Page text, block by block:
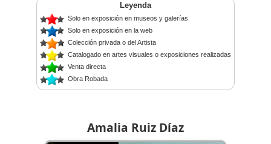
Amalia Ruiz Díaz
Leyenda
Solo en exposición en museos y galerías
Solo en exposición en la web
Colección privada o del Artista
Catalogado en artes visuales o exposiciones realizadas
Venta directa
Obra Robada